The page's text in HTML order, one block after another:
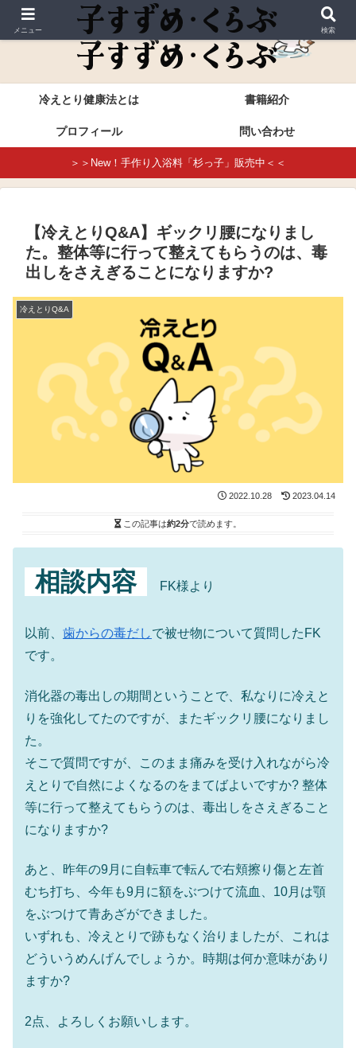
これが本当の冷えとり健康法・進藤幸恵公式サイト
冷えとり健康法とは 書籍紹介
プロフィール 問い合わせ
＞＞New！手作り入浴料「杉っ子」販売中＜＜
【冷えとりQ&A】ギックリ腰になりまし
た。整体等に行って整えてもらうのは、毒
出しをさえぎることになりますか?
冷えとりQ&A
2022.10.28 2023.04.14
この記事は約2分で読めます。
相談内容 FK様より
以前、 歯からの毒だしで被せ物について質問したFK
です。
消化器の毒出しの期間ということで、私なりに冷えと
りを強化してたのですが、またギックリ腰になりまし
た。
そこで質問ですが、このまま痛みを受け入れながら冷
えとりで自然によくなるのをまてばよいですか? 整体
等に行って整えてもらうのは、毒出しをさえぎること
になりますか?
あと、昨年の9月に自転車で転んで右頬擦り傷と左首
むち打ち、今年も9月に額をぶつけて流血、10月は顎
をぶつけて青あざができました。
いずれも、冷えとりで跡もなく治りましたが、これは
どういうめんげんでしょうか。時期は何か意味があり
ますか?
2点、よろしくお願いします。
メニュー 検索